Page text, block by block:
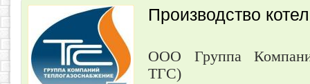
Производство
ООО Группа
ТГС)